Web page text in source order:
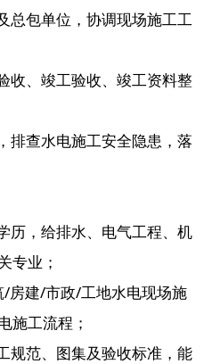
总包单位，协调现场施工工
收、竣工验收、竣工资料整
排查水电施工安全隐患，落
历，给排水、电气工程、机
专业；
房建/市政/工地水电现场施
施工流程；
规范、图集及验收标准，能